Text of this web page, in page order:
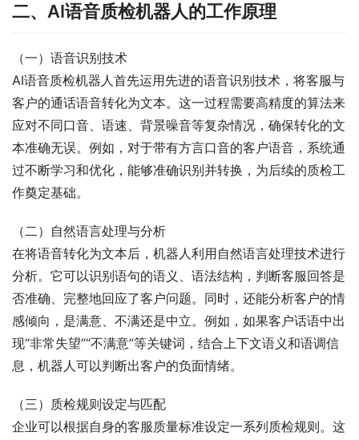
二、AI语音质检机器人的工作原理
（一）语音识别技术
AI语音质检机器人首先运用先进的语音识别技术，将客服与
客户的通话语音转化为文本。这一过程需要高精度的算法来
应对不同口音、语速、背景噪音等复杂情况，确保转化的文
本准确无误。例如，对于带有方言口音的客户语音，系统通
过不断学习和优化，能够准确识别并转换，为后续的质检工
作奠定基础。
（二）自然语言处理与分析
在将语音转化为文本后，机器人利用自然语言处理技术进行
分析。它可以识别语句的语义、语法结构，判断客服回答是
否准确、完整地回应了客户问题。同时，还能分析客户的情
感倾向，是满意、不满还是中立。例如，如果客户话语中出
现“非常失望”“不满意”等关键词，结合上下文语义和语调信
息，机器人可以判断出客户的负面情绪。
（三）质检规则设定与匹配
企业可以根据自身的客服质量标准设定一系列质检规则。这